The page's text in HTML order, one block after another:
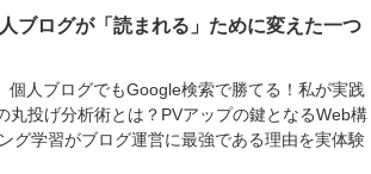
ブログが「読まれる」ために変えた一つ
個人ブログでもGoogle検索で勝てる！私が実践
丸投げ分析術とは？PVアップの鍵となるWeb構
グ学習がブログ運営に最強である理由を実体験